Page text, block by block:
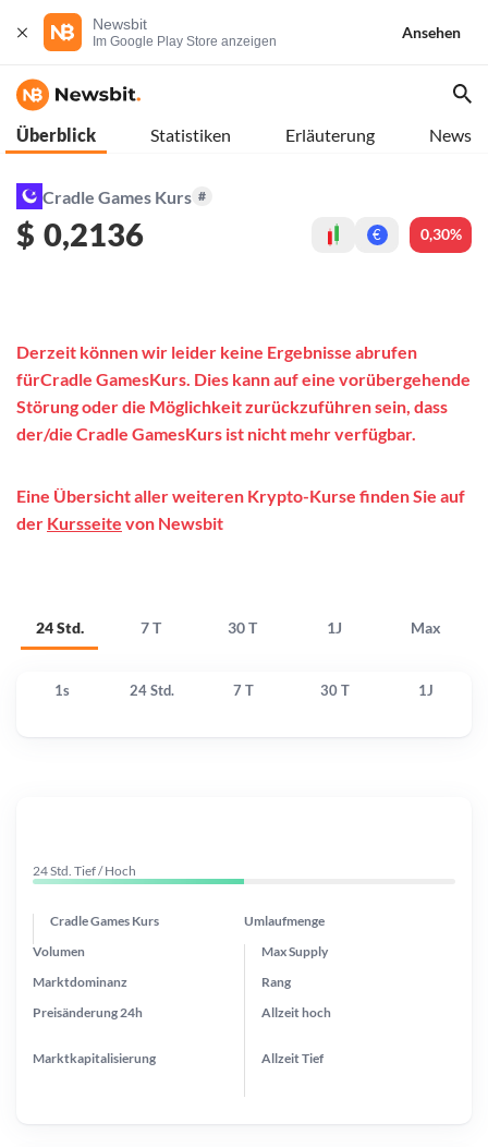
Newsbit
Im Google Play Store anzeigen
Ansehen
Überblick Statistiken Erläuterung News
Cradle Games Kurs #
$ 0,2136 € 0,30%
24 Std. 7 T 30 T 1J Max
Derzeit können wir leider keine Ergebnisse abrufen
fürCradle GamesKurs. Dies kann auf eine vorübergehende
Störung oder die Möglichkeit zurückzuführen sein, dass
der/die Cradle GamesKurs ist nicht mehr verfügbar.
Eine Übersicht aller weiteren Krypto-Kurse finden Sie auf
der Kursseite von Newsbit
1s 24 Std. 7 T 30 T 1J
24 Std. Tief / Hoch
Cradle Games Kurs Umlaufmenge
Preisänderung 24h
Max Supply
Marktdominanz
Marktkapitalisierung
Volumen
Rang
Allzeithoch
AllzeitTief